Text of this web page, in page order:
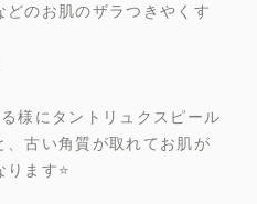
のお肌のザラつきやくす
様にタントリュクスピール
古い角質が取れてお肌が
ります⭐️